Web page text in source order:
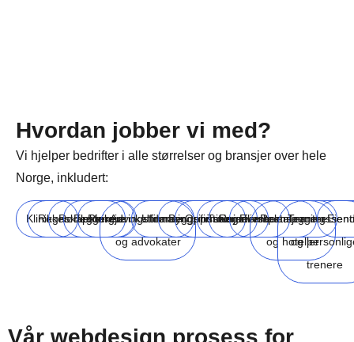
Hvordan jobber vi med?
Vi hjelper bedrifter i alle størrelser og bransjer over hele
Norge, inkludert:
Klinikker
Regnskapsførere
Rørleggere
Elektrikere
Rengjøringsfirmaer
Advokatfirmaer
og advokater
Utdanningsinstitusjoner
Byggefirmaer
Oppussingsfirmaer
Turisme
Reiselivsbransjen
Eventplanleggere
Restauranter
og hoteller
og
trenere